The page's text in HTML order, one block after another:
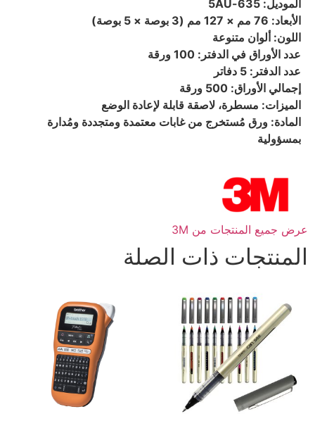
الموديل: 635-5AU
الأبعاد: 76 مم × 127 مم (3 بوصة × 5 بوصة)
اللون: ألوان متنوعة
عدد الأوراق في الدفتر: 100 ورقة
عدد الدفتر: 5 دفاتر
إجمالي الأوراق: 500 ورقة
الميزات: مسطرة، لاصقة قابلة لإعادة الوضع
المادة: ورق مُستخرج من غابات معتمدة ومتجددة ومُدارة
بمسؤولية
عرض جميع المنتجات من 3M
المنتجات ذات الصلة